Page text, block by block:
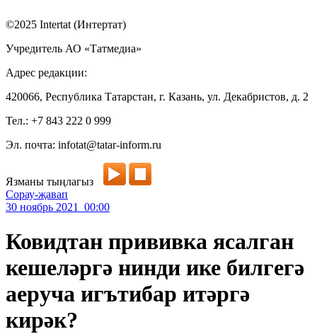
©2025 Intertat (Интертат)
Учредитель АО «Татмедиа»
Адрес редакции:
420066, Республика Татарстан, г. Казань, ул. Декабристов, д. 2
Тел.: +7 843 222 0 999
Эл. почта: infotat@tatar-inform.ru
Язманы тыңлагыз
Сорау-җавап
30 ноябрь 2021 00:00
Ковидтан прививка ясалган
кешеләргә нинди ике билгегә
аеруча игътибар итәргә
кирәк?